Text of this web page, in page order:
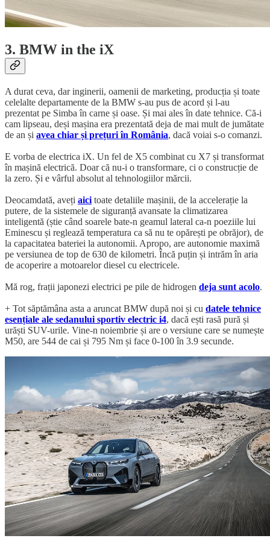
3. BMW in the iX
A durat ceva, dar inginerii, oamenii de marketing, producția și toate
celelalte departamente de la BMW s-au pus de acord și l-au
prezentat pe Simba în carne și oase. Și mai ales în date tehnice. Că-i
cam lipseau, deși mașina era prezentată deja de mai mult de jumătate
de an și avea chiar și prețuri în România, dacă voiai s-o comanzi.
E vorba de electrica iX. Un fel de X5 combinat cu X7 și transformat
în mașină electrică. Doar că nu-i o transformare, ci o construcție de
la zero. Și e vârful absolut al tehnologiilor mărcii.
Deocamdată, aveți aici toate detaliile mașinii, de la accelerație la
putere, de la sistemele de siguranță avansate la climatizarea
inteligentă (știe când soarele bate-n geamul lateral ca-n poeziile lui
Eminescu și reglează temperatura ca să nu te opărești pe obrăjor), de
la capacitatea bateriei la autonomii. Apropo, are autonomie maximă
pe versiunea de top de 630 de kilometri. Încă puțin și intrăm în aria
de acoperire a motoarelor diesel cu electricele.
Mă rog, frații japonezi electrici pe pile de hidrogen deja sunt acolo.
+ Tot săptămâna asta a aruncat BMW după noi și cu datele tehnice
esențiale ale sedanului sportiv electric i4, dacă ești rasă pură și
urăști SUV-urile. Vine-n noiembrie și are o versiune care se numește
M50, are 544 de cai și 795 Nm și face 0-100 în 3.9 secunde.